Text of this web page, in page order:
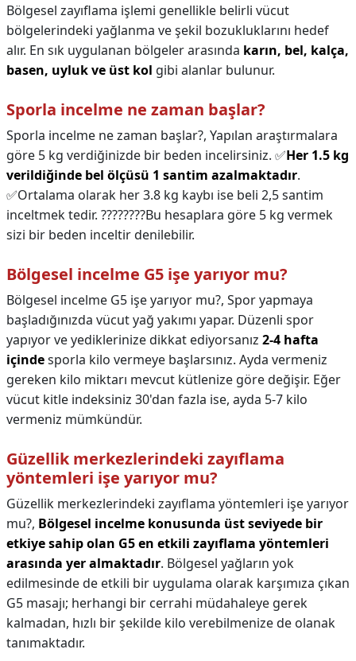
Bölgesel zayıflama işlemi genellikle belirli vücut
bölgelerindeki yağlanma ve şekil bozukluklarını hedef
alır. En sık uygulanan bölgeler arasında karın, bel, kalça,
basen, uyluk ve üst kol gibi alanlar bulunur.
Sporla incelme ne zaman başlar?
Sporla incelme ne zaman başlar?, Yapılan araştırmalara
göre 5 kg verdiğinizde bir beden incelirsiniz. ✅Her 1.5 kg
verildiğinde bel ölçüsü 1 santim azalmaktadır.
✅Ortalama olarak her 3.8 kg kaybı ise beli 2,5 santim
inceltmek tedir. ????????Bu hesaplara göre 5 kg vermek
sizi bir beden inceltir denilebilir.
Bölgesel incelme G5 işe yarıyor mu?
Bölgesel incelme G5 işe yarıyor mu?, Spor yapmaya
başladığınızda vücut yağ yakımı yapar. Düzenli spor
yapıyor ve yediklerinize dikkat ediyorsanız 2-4 hafta
içindesporla kilo vermeye başlarsınız. Ayda vermeniz
gereken kilo miktarı mevcut kütlenize göre değişir. Eğer
vücut kitle indeksiniz 30'dan fazla ise, ayda 5-7 kilo
vermeniz mümkündür.
Güzellik merkezlerindeki zayıflama
yöntemleri işe yarıyor mu?
Güzellik merkezlerindeki zayıflama yöntemleri işe yarıyor
mu?, Bölgesel incelme konusunda üst seviyede bir
etkiye sahip olan G5 en etkili zayıflama yöntemleri
arasında yer almaktadır. Bölgesel yağların yok
edilmesinde de etkili bir uygulama olarak karşımıza çıkan
G5 masajı; herhangi bir cerrahi müdahaleye gerek
kalmadan, hızlı bir şekilde kilo verebilmenize de olanak
tanımaktadır.